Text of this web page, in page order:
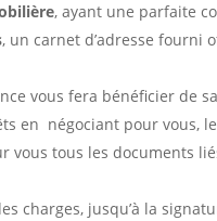
, ayant une parfaite
, un carnet d’adresse fourni
vous fera bénéficier de
en négociant pour vous,
vous tous les documents
charges, jusqu’à la